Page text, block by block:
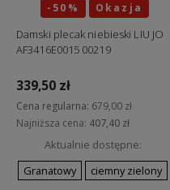
-50% Okazja
Damski plecak niebieski LIU JO
AF3416E0015 00219
339,50 zł
Cena regularna: 679,00 zł
Najniższa cena: 407,40 zł
Aktualnie dostępne:
Granatowy
ciemny zielony